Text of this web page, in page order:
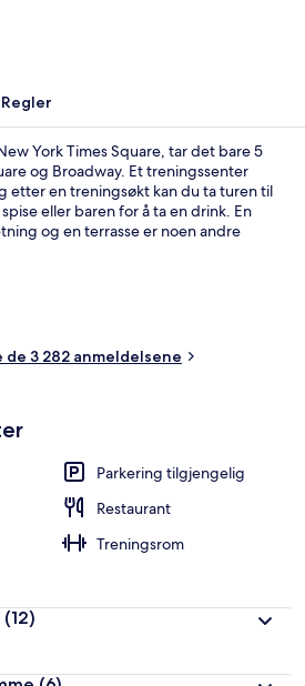
Regler
York Times Square, tar det bare 5
og Broadway. Et treningssenter
etter en treningsøkt kan du ta turen til
eller baren for å ta en drink. En
og en terrasse er noen andre
minutter å gå til 42 St. - Port Authority
å gå til 50 St. Station (8th Av.).
de 3 282 anmeldelsene
Parkering tilgjengelig
Restaurant
Treningsrom
(12)